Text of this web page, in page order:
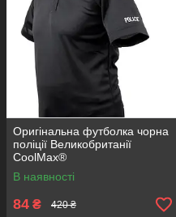
Оригінальна футболка чорна
поліції Великобританії
CoolMax®
В наявності
84 ₴ 420 ₴